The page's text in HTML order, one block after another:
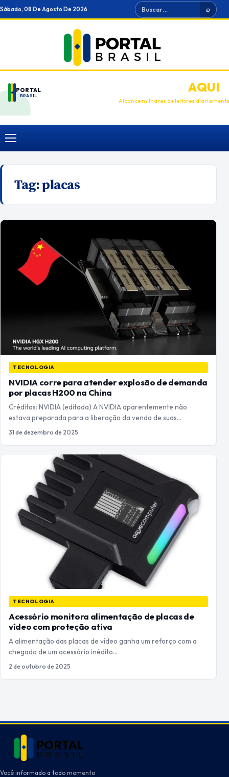
Ir
para
Sábado, 08 De Agosto De 2026 Buscar ⌕
PORTAL
BRASIL
ANUNCIEAQUI
Alcance milhares de leitores diariamente
Menu
Tag:placas
TECNOLOGIA
NVIDIA corre para atender explosão de demanda
por placas H200 na China
Créditos: NVIDIA (editada) A NVIDIA aparentemente não
estava preparada para a liberação da venda de suas…
31 de dezembro de 2025
TECNOLOGIA
Acessório monitora alimentação de placas de
vídeo com proteção ativa
A alimentação das placas de vídeo ganha um reforço com a
chegada de um acessório inédito…
2 de outubro de 2025
Você informado a todo momento